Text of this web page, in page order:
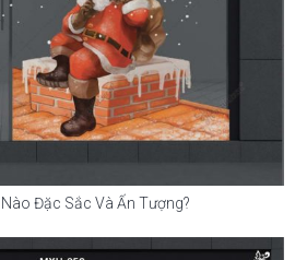
Đặc Sắc Và Ấn Tượng?